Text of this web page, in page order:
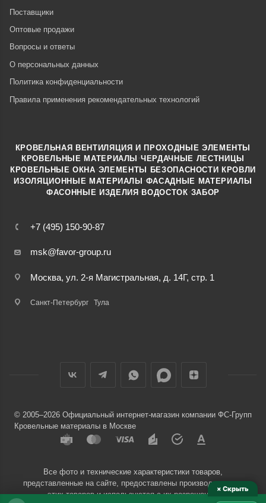
Поставщики
Оптовые продажи
Вопросы и ответы
О персональных данных
Политика конфиденциальности
Правила применения рекомендательных технологий
+7 (495) 150-90-87
msk@favor-group.ru
Москва, ул. 2-я Магистральная, д. 14Г, стр. 1
Санкт-Петербург Тула
КРОВЕЛЬНАЯ ВЕНТИЛЯЦИЯ И ПРОХОДНЫЕ ЭЛЕМЕНТЫ
КРОВЕЛЬНЫЕ МАТЕРИАЛЫ ·ЧЕРДАЧНЫЕ ЛЕСТНИЦЫ
КРОВЕЛЬНЫЕ ОКНА ·ЭЛЕМЕНТЫ БЕЗОПАСНОСТИ КРОВЛИ
ИЗОЛЯЦИОННЫЕ МАТЕРИАЛЫ ·ФАСАДНЫЕ МАТЕРИАЛЫ
ФАСОННЫЕ ИЗДЕЛИЯ·ВОДОСТОК ·ЗАБОР
© 2005–2026 Официальный интернет-магазин компании ФС-Групп
Кровельные материалы в Москве
Все фото и технические характеристики товаров,
представленные на сайте, предоставлены производителями
этих товаров и используются с их разрешения.
× Скрыть